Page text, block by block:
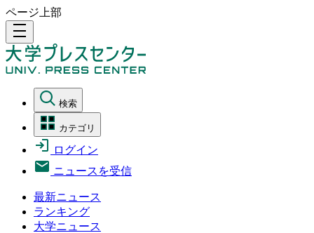
ページ上部
density_medium
検索
カテゴリ
ログイン
ニュースを受信
最新ニュース
ランキング
大学ニュース